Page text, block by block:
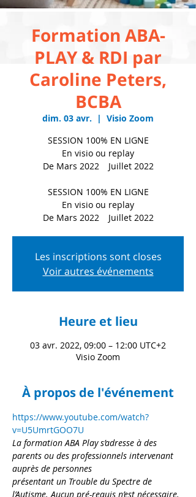
Formation ABA-
PLAY & RDI par
Caroline Peters,
BCBA
dim. 03 avr.
  |
Visio Zoom
SESSION 100% EN LIGNE
En visio ou replay
De Mars 2022 Juillet 2022
SESSION 100% EN LIGNE
En visio ou replay
De Mars 2022 Juillet 2022
Les inscriptions sont closes
Voir autres événements
Heure et lieu
03 avr. 2022, 09:00 – 12:00 UTC+2
Visio Zoom
À propos de l'événement
https://www.youtube.com/watch?
v=U5UmrtGOO7U
La formation ABA Play s’adresse à des
parents ou des professionnels intervenant
auprès de personnes
présentant un Trouble du Spectre de
l’Autisme. Aucun pré-requis n’est nécessaire.